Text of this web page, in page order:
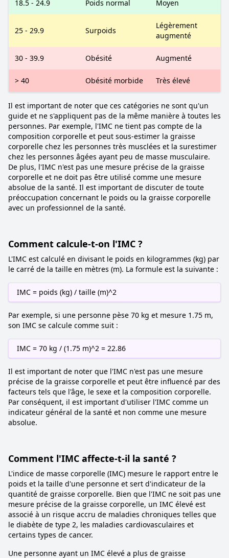
18.5 - 24.9 Poids normal Moyen
25 - 29.9 Surpoids
Légèrement
augmenté
30 - 39.9 Obésité Augmenté
> 40 Obésité morbide Très élevé
Il est important de noter que ces catégories ne sont qu'un
guide et ne s'appliquent pas de la même manière à toutes les
personnes. Par exemple, l'IMC ne tient pas compte de la
composition corporelle et peut sous-estimer la graisse
corporelle chez les personnes très musclées et la surestimer
chez les personnes âgées ayant peu de masse musculaire.
De plus, l'IMC n'est pas une mesure précise de la graisse
corporelle et ne doit pas être utilisé comme une mesure
absolue de la santé. Il est important de discuter de toute
préoccupation concernant le poids ou la graisse corporelle
avec un professionnel de la santé.
Comment calcule-t-on l'IMC ?
L'IMC est calculé en divisant le poids en kilogrammes (kg) par
le carré de la taille en mètres (m). La formule est la suivante :
IMC = poids (kg) / taille (m)^2
Par exemple, si une personne pèse 70 kg et mesure 1.75 m,
son IMC se calcule comme suit :
IMC = 70 kg / (1.75 m)^2 = 22.86
Il est important de noter que l'IMC n'est pas une mesure
précise de la graisse corporelle et peut être influencé par des
facteurs tels que l'âge, le sexe et la composition corporelle.
Par conséquent, il est important d'utiliser l'IMC comme un
indicateur général de la santé et non comme une mesure
absolue.
Comment l'IMC affecte-t-il la santé ?
L'indice de masse corporelle (IMC) mesure le rapport entre le
poids et la taille d'une personne et sert d'indicateur de la
quantité de graisse corporelle. Bien que l'IMC ne soit pas une
mesure précise de la graisse corporelle, un IMC élevé est
associé à un risque accru de maladies chroniques telles que
le diabète de type 2, les maladies cardiovasculaires et
certains types de cancer.
Une personne ayant un IMC élevé a plus de graisse